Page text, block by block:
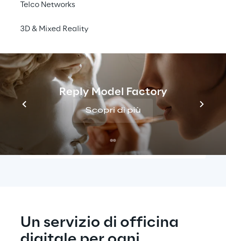
Telco Networks
3D & Mixed Reality
Reply Model Factory
Scopri di più
Una comunicazione seamless
L'interpretazione dei dati
Facile da usare
Un servizio di officina